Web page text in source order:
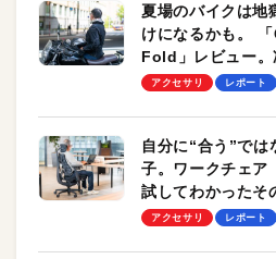
夏場のバイクは地
けになるかも。
Fold」レビュー。
却プレート、シン
アクセサリ レポート
自分に“合う”で
子。ワークチェ
試してわかったそ
ッチ機能も搭載
アクセサリ レポート